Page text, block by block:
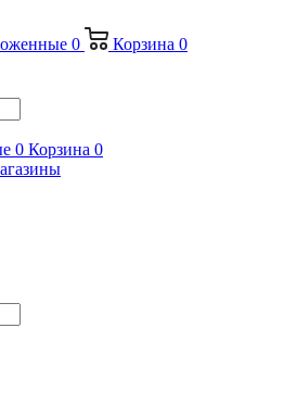
0 Корзина 0
0 Корзина 0